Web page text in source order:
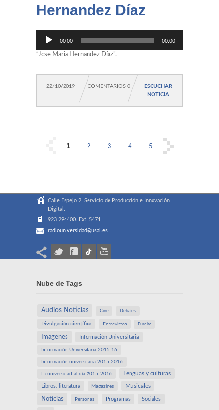
Hernandez Díaz
Reproductor
audio
00:00 00:00
“Jose Maria Hernandez Díaz”.
22/10/2019 COMENTARIOS 0
ESCUCHAR
NOTICIA
1 2 3 4 5
Calle Espejo 2. Servicio de Producción e Innovación
Digital.
923 294400. Ext. 5471
radiouniversidad@usal.es
Nube de Tags
Audios Noticias Cine Debates
Divulgación científica Entrevistas Eureka
Imagenes Información Universitaria
Información Universitaria 2015-16
Información universitaria 2015-2016
La universidad al día 2015-2016 Lenguas y culturas
Libros, literatura Magazines Musicales
Noticias Personas Programas Sociales